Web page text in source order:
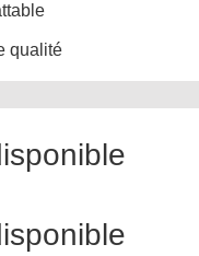
qualité